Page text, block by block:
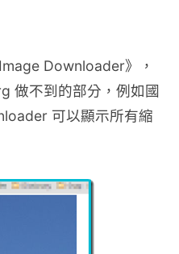
Downloader》，
做不到的部分，例如國
可以顯示所有縮